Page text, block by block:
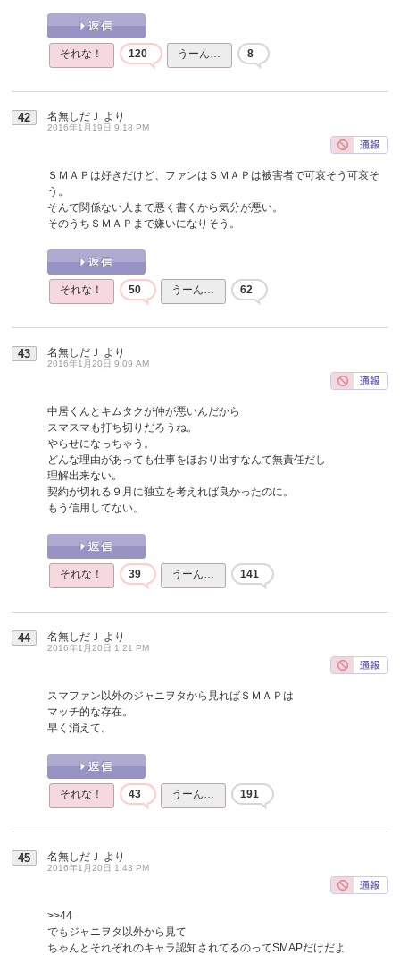
それな！ 120 うーん… 8
42 名無しだＪ より
2016年1月19日 9:18 PM
ＳＭＡＰは好きだけど、ファンはＳＭＡＰは被害者で可哀そう可哀そ
う。
そんで関係ない人まで悪く書くから気分が悪い。
そのうちＳＭＡＰまで嫌いになりそう。
それな！ 50 うーん… 62
43 名無しだＪ より
2016年1月20日 9:09 AM
中居くんとキムタクが仲が悪いんだから
スマスマも打ち切りだろうね。
やらせになっちゃう。
どんな理由があっても仕事をほおり出すなんて無責任だし
理解出来ない。
契約が切れる９月に独立を考えれば良かったのに。
もう信用してない。
それな！ 39 うーん… 141
44 名無しだＪ より
2016年1月20日 1:21 PM
スマファン以外のジャニヲタから見ればＳＭＡＰは
マッチ的な存在。
早く消えて。
それな！ 43 うーん… 191
45 名無しだＪ より
2016年1月20日 1:43 PM
>>44
でもジャニヲタ以外から見て
ちゃんとそれぞれのキャラ認知されてるのってSMAPだけだよ